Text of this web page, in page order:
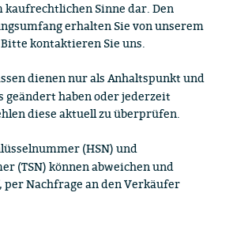
Sinne dar. Den
erhalten Sie von unserem
kontaktieren Sie uns.
dienen nur als Anhaltspunkt und
geändert haben oder jederzeit
diese aktuell zu überprüfen.
(HSN) und
(TSN) können abweichen und
per Nachfrage an den Verkäufer